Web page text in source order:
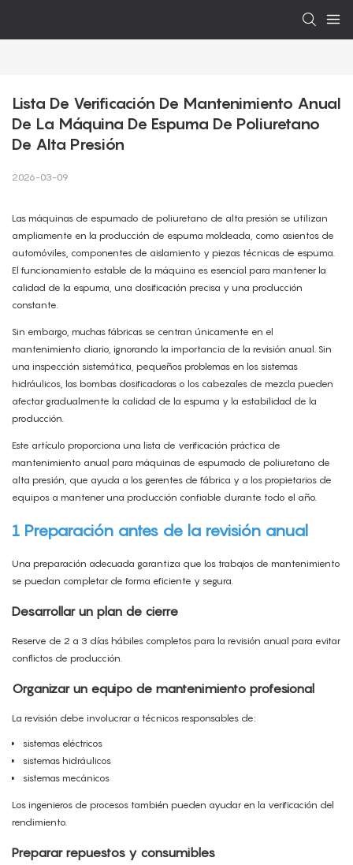
Lista De Verificación De Mantenimiento Anual
De La Máquina De Espuma De Poliuretano
De Alta Presión
2026-03-09
Las máquinas de espumado de poliuretano de alta presión se utilizan
ampliamente en la producción de espuma moldeada, como asientos de
automóviles, componentes de aislamiento y piezas técnicas de espuma.
El funcionamiento estable de la máquina es esencial para mantener la
calidad de la espuma, una dosificación precisa y una producción
constante.
Sin embargo, muchas fábricas se centran únicamente en el
mantenimiento diario, ignorando la importancia de la revisión anual. Sin
una inspección sistemática, pequeños problemas en los sistemas
hidráulicos, las bombas dosificadoras o los cabezales de mezcla pueden
afectar gradualmente la calidad de la espuma y la estabilidad de la
producción.
Este artículo proporciona una lista de verificación práctica de
mantenimiento anual para máquinas de espumado de poliuretano de
alta presión, que ayuda a los gerentes de fábrica y a los propietarios de
equipos a mantener una producción confiable durante todo el año.
1 Preparación antes de la revisión anual
Una preparación adecuada garantiza que los trabajos de mantenimiento
se puedan completar de forma eficiente y segura.
Desarrollar un plan de cierre
Reserve de 2 a 3 días hábiles completos para la revisión anual para evitar
conflictos de producción.
Organizar un equipo de mantenimiento profesional
La revisión debe involucrar a técnicos responsables de:
sistemas eléctricos
sistemas hidráulicos
sistemas mecánicos
Los ingenieros de procesos también pueden ayudar en la verificación del
rendimiento.
Preparar repuestos y consumibles